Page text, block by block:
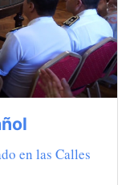
en las Calles